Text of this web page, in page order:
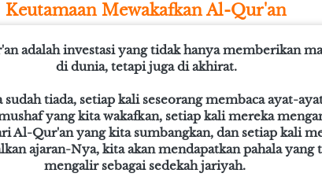
Keutamaan Mewakafkan Al-Qur'an
adalah investasi yang tidak hanya memberikan
di dunia, tetapi juga di akhirat.
tiada, setiap kali seseorang membaca ayat-
yang kita wakafkan, setiap kali mereka
Al-Qur'an yang kita sumbangkan, dan setiap kali
ajaran-Nya, kita akan mendapatkan pahala yang
mengalir sebagai sedekah jariyah.